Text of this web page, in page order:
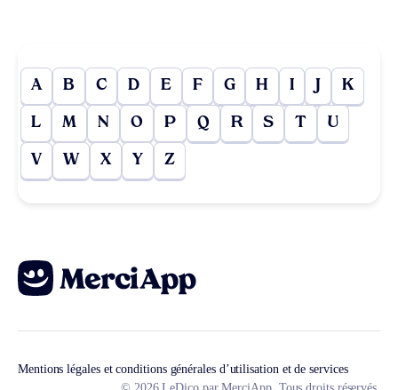
A B C D E F G H I J K
L M N O P Q R S T U
V W X Y Z
Mentions légales et conditions générales d’utilisation et de services